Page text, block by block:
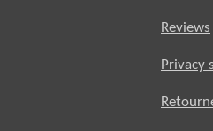
Reviews
Privacy